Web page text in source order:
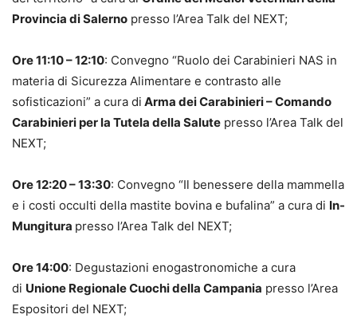
Provincia di Salerno presso l’Area Talk del NEXT;
Ore 11:10 – 12:10: Convegno “Ruolo dei Carabinieri NAS in
materia di Sicurezza Alimentare e contrasto alle
sofisticazioni” a cura di Arma dei Carabinieri – Comando
Carabinieri per la Tutela della Salute presso l’Area Talk del
NEXT;
Ore 12:20 – 13:30: Convegno “Il benessere della mammella
e i costi occulti della mastite bovina e bufalina” a cura di In-
Mungitura presso l’Area Talk del NEXT;
Ore 14:00: Degustazioni enogastronomiche a cura
di Unione Regionale Cuochi della Campania presso l’Area
Espositori del NEXT;